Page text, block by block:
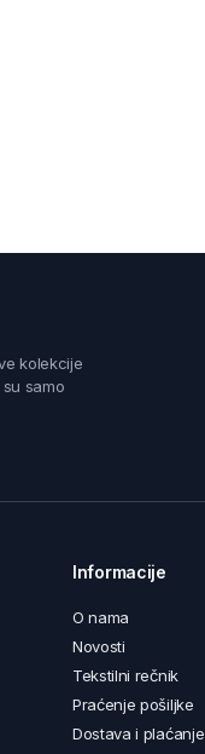
kolekcije
samo
Informacije
O nama
Novosti
Tekstilni rečnik
Praćenje pošiljke
Dostava i plaćanje